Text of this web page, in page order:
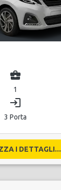
business_center
1
login
3 Porta
I DETTAGLI...